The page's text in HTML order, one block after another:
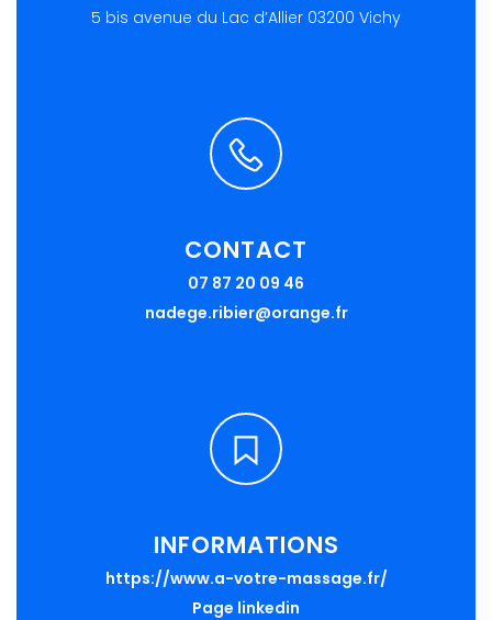
5 bis avenue du Lac d’Allier 03200 Vichy
CONTACT
07 87 20 09 46
nadege.ribier@orange.fr
INFORMATIONS
https://www.a-votre-massage.fr/
Page linkedin